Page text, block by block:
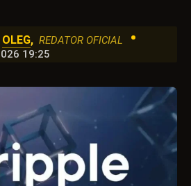
OLEG, REDATOR OFICIAL •
19:25